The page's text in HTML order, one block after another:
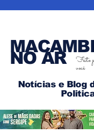
NO AR
Feito
você
Notícias e Blog